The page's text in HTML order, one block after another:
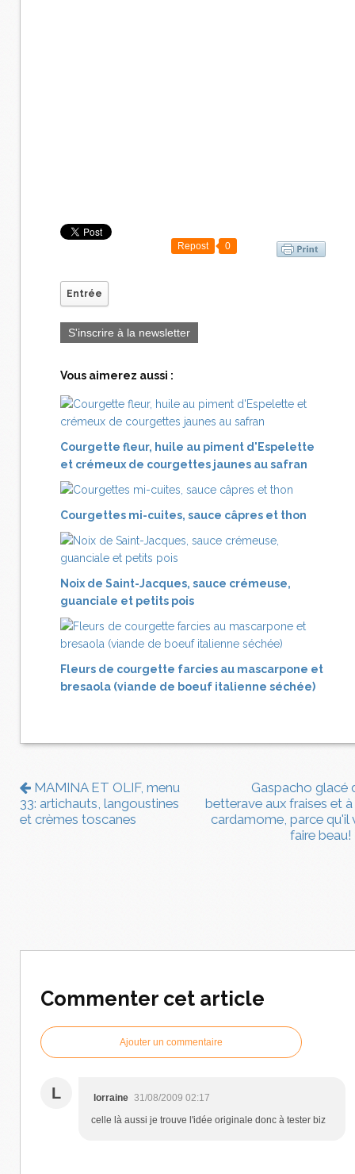
Repost 0
Entrée
S'inscrire à la newsletter
Vous aimerez aussi :
Courgette fleur, huile au piment d'Espelette
et crémeux de courgettes jaunes au safran
Courgettes mi-cuites, sauce câpres et thon
Noix de Saint-Jacques, sauce crémeuse,
guanciale et petits pois
Fleurs de courgette farcies au mascarpone et
bresaola (viande de boeuf italienne séchée)
MAMINA ET OLIF, menu
33: artichauts, langoustines
et crèmes toscanes
Gaspacho glacé
betterave aux fraises et à
cardamome, parce qu'il
faire beau!
Commenter cet article
Ajouter un commentaire
L lorraine 31/08/2009 02:17
celle là aussi je trouve l'idée originale donc à tester biz